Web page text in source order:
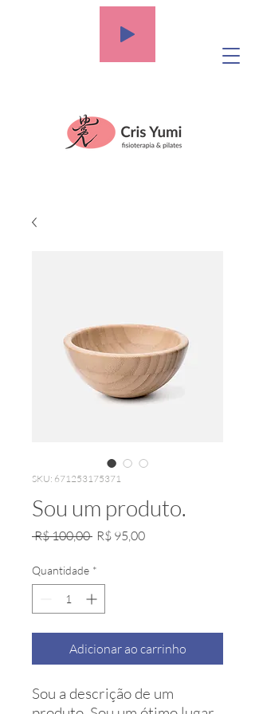
SKU: 671253175371
Sou um produto.
R$ 100,00 Preço
R$ 95,00Preço
Quantidade *
Adicionar ao carrinho
Sou a descrição de um